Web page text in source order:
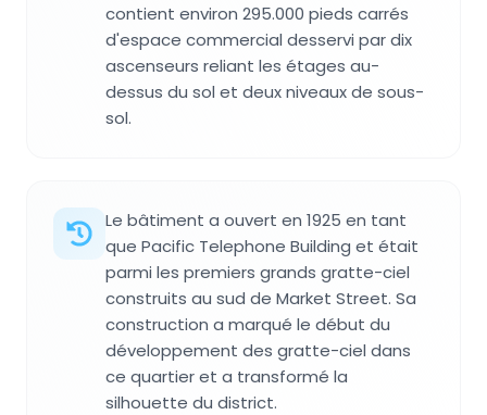
contient environ 295.000 pieds carrés
d'espace commercial desservi par dix
ascenseurs reliant les étages au-
dessus du sol et deux niveaux de sous-
sol.
Le bâtiment a ouvert en 1925 en tant
que Pacific Telephone Building et était
parmi les premiers grands gratte-ciel
construits au sud de Market Street. Sa
construction a marqué le début du
développement des gratte-ciel dans
ce quartier et a transformé la
silhouette du district.